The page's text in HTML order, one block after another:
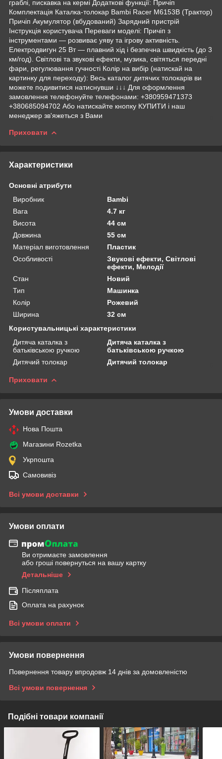
граблі, пискавка на кермі Додаткові функції: Причіп
Комплектація Каталка-толокар Bambi Racer M6153B (Трактор)
Причіп Акумулятор (вбудований) Зарядний пристрій
Інструкція користувача Переваги моделі: Причіп з
інструментами — розвиває уяву та ігрову активність.
Електродвигун 25 Вт — плавний хід і безпечна швидкість (до 3
км/год). Світлові та звукові ефекти, музика, світяться передні
фари, регулювання гучності Колір на вибір (натискай на
картинку для переходу): Весь каталог дитячих толокарів ви
можете подивитися натиснувши ↓↓↓ Для оформлення
замовлення телефонуйте телефонами: +380959471373
+380685094702 Або натискайте кнопку КУПИТИ і наш
менеджер зв'яжеться з Вами
Приховати
Характеристики
Основні атрибути
Виробник
Bambi
Вага
4.7 кг
Висота
44 см
Довжина
55 см
Матеріал виготовлення
Пластик
Особливості
Звукові ефекти, Світлові
ефекти, Мелодії
Стан
Новий
Тип
Машинка
Колір
Рожевий
Ширина
32 см
Користувальницькі характеристики
Дитяча каталка з
батьківською ручкою
Дитяча каталка з
батьківською ручкою
Дитячий толокар
Дитячий толокар
Приховати
Умови доставки
Нова Пошта
Магазини Rozetka
Укрпошта
Самовивіз
Всі умови доставки
Умови оплати
Ви отримаєте замовлення
або гроші повернуться на вашу картку
Детальніше
Післяплата
Оплата на рахунок
Всі умови оплати
Умови повернення
Повернення товару впродовж 14 днів за домовленістю
Всі умови повернення
Подібні товари компанії